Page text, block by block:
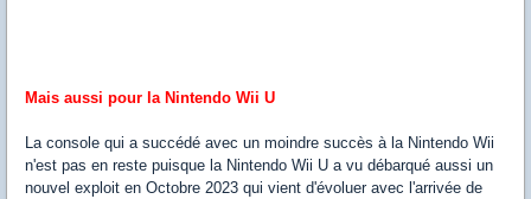
Mais aussi pour la Nintendo Wii U
La console qui a succédé avec un moindre succès à la Nintendo Wii
n'est pas en reste puisque la Nintendo Wii U a vu débarqué aussi un
nouvel exploit en Octobre 2023 qui vient d'évoluer avec l'arrivée de